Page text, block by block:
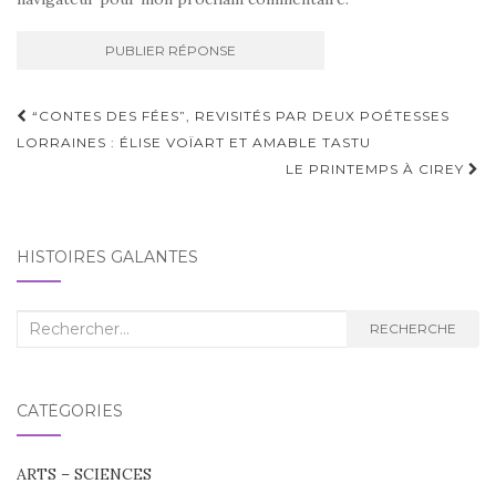
Navigation
d'article
“CONTES DES FÉES”, REVISITÉS PAR DEUX POÉTESSES
LORRAINES : ÉLISE VOÏART ET AMABLE TASTU
LE PRINTEMPS À CIREY
HISTOIRES GALANTES
Recherche
RECHERCHE
CATÉGORIES
ARTS – SCIENCES